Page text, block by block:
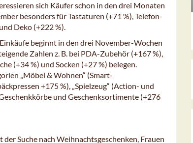
sich Käufer schon in den drei Monaten
besonders für Tastaturen (+71 %), Telefon-
Deko (+222 %).
beginnt in den drei November-Wochen
Zahlen z. B. bei PDA-Zubehör (+167 %),
(+34 %) und Socken (+27 %) belegen.
„Möbel & Wohnen“ (Smart-
+175 %), „Spielzeug“ (Action- und
und Geschenksortimente (+276
Suche nach Weihnachtsgeschenken, Frauen